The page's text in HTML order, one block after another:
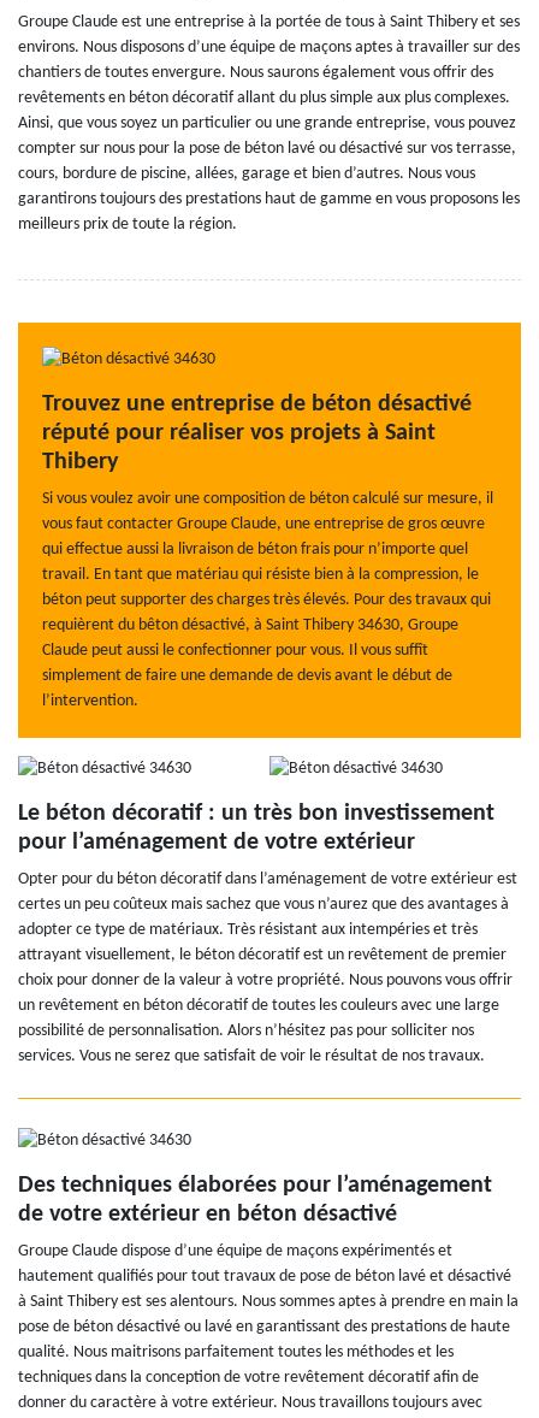
Groupe Claude est une entreprise à la portée de tous à Saint Thibery et ses
environs. Nous disposons d’une équipe de maçons aptes à travailler sur des
chantiers de toutes envergure. Nous saurons également vous offrir des
revêtements en béton décoratif allant du plus simple aux plus complexes.
Ainsi, que vous soyez un particulier ou une grande entreprise, vous pouvez
compter sur nous pour la pose de béton lavé ou désactivé sur vos terrasse,
cours, bordure de piscine, allées, garage et bien d’autres. Nous vous
garantirons toujours des prestations haut de gamme en vous proposons les
meilleurs prix de toute la région.
Trouvez une entreprise de béton désactivé
réputé pour réaliser vos projets à Saint
Thibery
Si vous voulez avoir une composition de béton calculé sur mesure, il
vous faut contacter Groupe Claude, une entreprise de gros œuvre
qui effectue aussi la livraison de béton frais pour n’importe quel
travail. En tant que matériau qui résiste bien à la compression, le
béton peut supporter des charges très élevés. Pour des travaux qui
requièrent du bêton désactivé, à Saint Thibery 34630, Groupe
Claude peut aussi le confectionner pour vous. Il vous suffît
simplement de faire une demande de devis avant le début de
l’intervention.
Le béton décoratif : un très bon investissement
pour l’aménagement de votre extérieur
Opter pour du béton décoratif dans l’aménagement de votre extérieur est
certes un peu coûteux mais sachez que vous n’aurez que des avantages à
adopter ce type de matériaux. Très résistant aux intempéries et très
attrayant visuellement, le béton décoratif est un revêtement de premier
choix pour donner de la valeur à votre propriété. Nous pouvons vous offrir
un revêtement en béton décoratif de toutes les couleurs avec une large
possibilité de personnalisation. Alors n’hésitez pas pour solliciter nos
services. Vous ne serez que satisfait de voir le résultat de nos travaux.
Des techniques élaborées pour l’aménagement
de votre extérieur en béton désactivé
Groupe Claude dispose d’une équipe de maçons expérimentés et
hautement qualifiés pour tout travaux de pose de béton lavé et désactivé
à Saint Thibery est ses alentours. Nous sommes aptes à prendre en main la
pose de béton désactivé ou lavé en garantissant des prestations de haute
qualité. Nous maitrisons parfaitement toutes les méthodes et les
techniques dans la conception de votre revêtement décoratif afin de
donner du caractère à votre extérieur. Nous travaillons toujours avec